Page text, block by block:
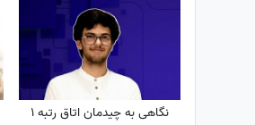
نگاهی به چیدمان اتاق رتبه 1